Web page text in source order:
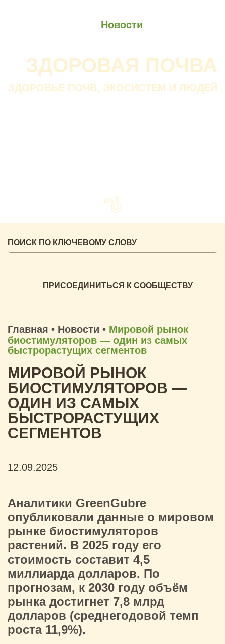
Новости
ЗДОРОВАЯ ПОЧВА
ЗДОРОВЬЕ ПОЧВ, ЭКОСИСТЕМ И ЛЮДЕЙ
ПРИСОЕДИНИТЬСЯ К СООБЩЕСТВУ
Главная • Новости • Мировой рынок
биостимуляторов — один из самых
быстрорастущих сегментов
МИРОВОЙ РЫНОК
БИОСТИМУЛЯТОРОВ —
ОДИН ИЗ САМЫХ
БЫСТРОРАСТУЩИХ
СЕГМЕНТОВ
12.09.2025
Аналитики GreenGubre
опубликовали данные о мировом
рынке биостимуляторов
растений. В 2025 году его
стоимость составит 4,5
миллиарда долларов. По
прогнозам, к 2030 году объём
рынка достигнет 7,8 млрд
долларов (среднегодовой темп
роста 11,9%).